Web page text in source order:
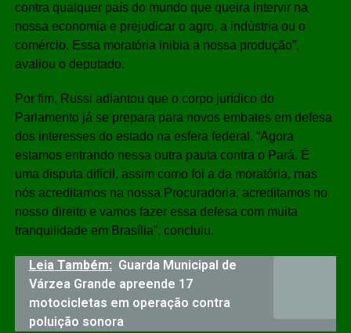
contra qualquer país do mundo que queira intervir na
nossa economia e prejudicar o agro, a indústria ou o
comércio. Essa moratória inibia a nossa produção”,
avaliou o deputado.
Por fim, Russi adiantou que o corpo jurídico do
Parlamento já se prepara para novos embates em defesa
dos interesses do estado na esfera federal. “Agora
estamos entrando nessa outra pauta contra o Pará. É
uma disputa difícil, assim como foi a da moratória, mas
nós acreditamos na nossa Procuradoria, acreditamos no
nosso direito e vamos fazer essa defesa com muita
tranquilidade em Brasília”, concluiu.
Leia Também: Guarda Municipal de
Várzea Grande apreende 17
motocicletas em operação contra
poluição sonora